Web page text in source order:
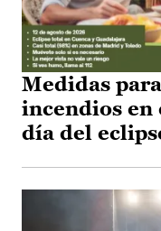
Medidas
incendios en
día del